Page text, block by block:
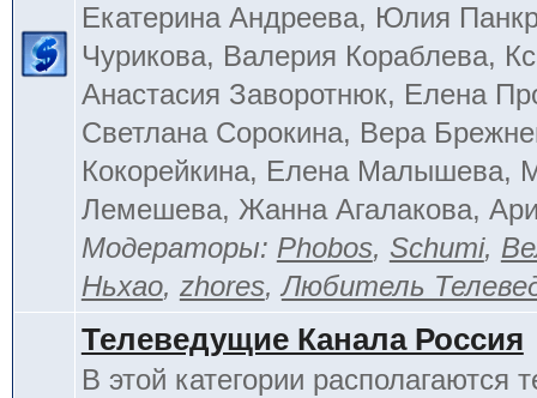
Екатерина Андреева, Юлия
Чурикова, Валерия Кораблева,
Анастасия Заворотнюк, Елена
Светлана Сорокина, Вера
Кокорейкина, Елена Малышева,
Лемешева, Жанна Агалакова,
Модераторы: Phobos, Schumi,
Ньхао, zhores,Любитель
Телеведущие Канала Россия
В этой категории располагаются